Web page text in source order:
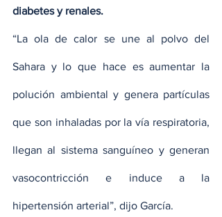
diabetes y renales.
“La ola de calor se une al polvo del
Sahara y lo que hace es aumentar la
polución ambiental y genera partículas
que son inhaladas por la vía respiratoria,
llegan al sistema sanguíneo y generan
vasocontricción e induce a la
hipertensión arterial”, dijo García.